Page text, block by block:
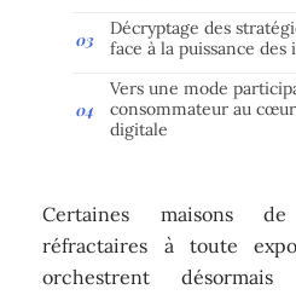
Décryptage des
face à la puissance
Vers une mode
consommateur au
digitale
Certaines maisons
réfractaires à toute
orchestrent désormais